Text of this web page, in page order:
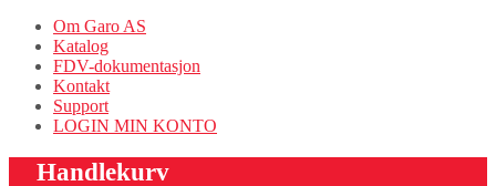
Om Garo AS
Katalog
FDV-dokumentasjon
Kontakt
Support
LOGIN MIN KONTO
Handlekurv